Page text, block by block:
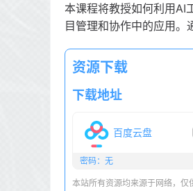
本课程将教授如何利用AI
目管理和协作中的应用。
资源下载
下载地址
百度云盘
密码：无
本站所有资源均来源于网络，